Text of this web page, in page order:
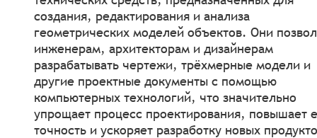
создания, редактирования и анализа
геометрических моделей объектов. Они
инженерам, архитекторам и дизайнерам
разрабатывать чертежи, трёхмерные модели и
другие проектные документы с помощью
компьютерных технологий, что значительно
упрощает процесс проектирования, повышает
точность и ускоряет разработку новых